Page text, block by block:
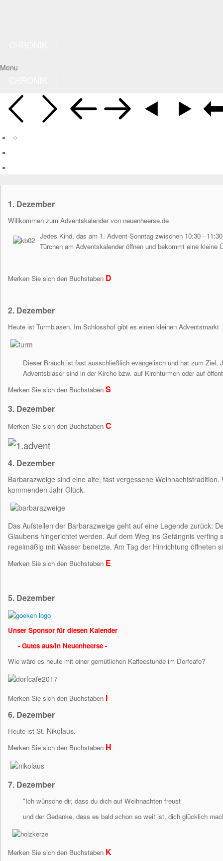
Menu
1. Dezember
Willkommen zum Adventskalender von neuenheerse.de
Jedes Kind, das am 1. Advent-Sonntag zwischen 10:30 -
Türchen am Adventskalender öffnen und bekommt eine kleine
Merken Sie sich den Buchstaben D
2. Dezember
Heute ist Turmblasen. Im Schlosshof gibt es einen kleinen Adventsmarkt
Dieser Brauch ist fast ausschließlich evangelisch und hat zum
Adventsbläser sind in der Kirche bzw. auf Kirchtürmen oder auf
Merken Sie sich den Buchstaben S
3. Dezember
Merken Sie sich den Buchstaben C
4. Dezember
Barbarazweige sind eine alte, fast vergessene
kommenden Jahr Glück.
Das Aufstellen der Barbarazweige geht auf eine Legende zurück:
Glaubens hingerichtet werden. Auf dem Weg ins Gefängnis
regelmäßig mit Wasser benetzte. Am Tag der Hinrichtung öffneten
Merken Sie sich den Buchstaben E
5. Dezember
Unser Sponsor für diesen Kalender
- Gutes aus/in Neuenheerse -
Wie wäre es heute mit einer gemütlichen Kaffeestunde im Dorfcafe?
Merken Sie sich den Buchstaben I
6. Dezember
Heute ist St. Nikolaus.
Merken Sie sich den Buchstaben H
7. Dezember
"Ich wünsche dir, dass du dich auf Weihnachten freust
und der Gedanke, dass es bald schon so weit ist, dich glücklich
Merken Sie sich den Buchstaben K